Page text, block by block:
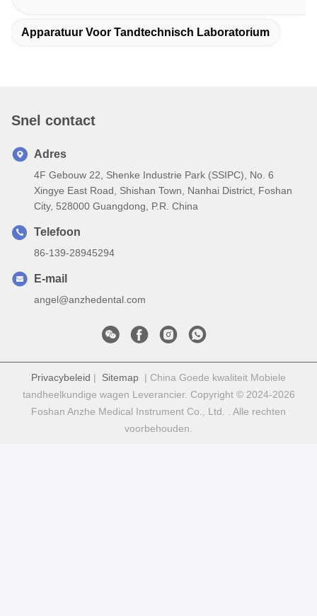
Apparatuur Voor Tandtechnisch Laboratorium
Snel contact
Adres
4F Gebouw 22, Shenke Industrie Park (SSIPC), No. 6
Xingye East Road, Shishan Town, Nanhai District, Foshan
City, 528000 Guangdong, P.R. China
Telefoon
86-139-28945294
E-mail
angel@anzhedental.com
Privacybeleid | Sitemap | China Goede kwaliteit Mobiele
tandheelkundige wagen Leverancier. Copyright © 2024-2026
Foshan Anzhe Medical Instrument Co., Ltd. . Alle rechten
voorbehouden.